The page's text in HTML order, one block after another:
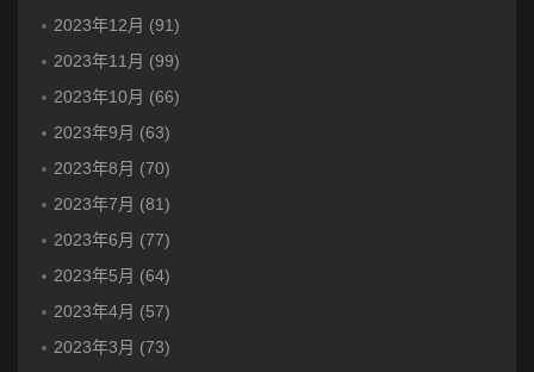
2023年12月 (91)
2023年11月 (99)
2023年10月 (66)
2023年9月 (63)
2023年8月 (70)
2023年7月 (81)
2023年6月 (77)
2023年5月 (64)
2023年4月 (57)
2023年3月 (73)